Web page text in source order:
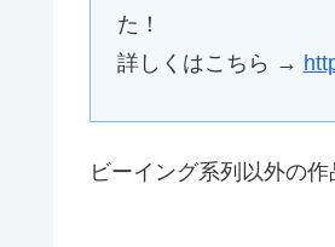
た！
詳しくはこちら →
ビーイング系列以外の